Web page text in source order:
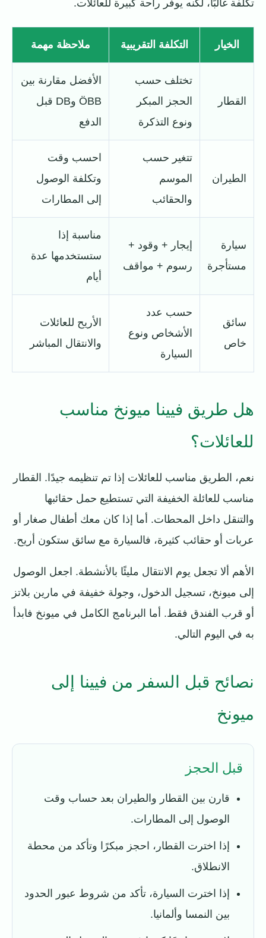
تكلفة غالبًا، لكنه يوفر راحة كبيرة للعائلات.
الخيار التكلفة التقريبية ملاحظة مهمة
القطار
تختلف حسب
الحجز المبكر
ونوع التذكرة
الأفضل مقارنة بين
ÖBB وDB قبل
الدفع
الطيران
تتغير حسب
الموسم
والحقائب
احسب وقت
وتكلفة الوصول
إلى المطارات
سيارة
مستأجرة
إيجار + وقود +
رسوم + مواقف
مناسبة إذا
ستستخدمها عدة
أيام
سائق
خاص
حسب عدد
الأشخاص ونوع
السيارة
الأريح للعائلات
والانتقال المباشر
هل طريق فيينا ميونخ مناسب
للعائلات؟
نعم، الطريق مناسب للعائلات إذا تم تنظيمه جيدًا. القطار
مناسب للعائلة الخفيفة التي تستطيع حمل حقائبها
والتنقل داخل المحطات. أما إذا كان معك أطفال صغار أو
عربات أو حقائب كثيرة، فالسيارة مع سائق ستكون أريح.
الأهم ألا تجعل يوم الانتقال مليئًا بالأنشطة. اجعل الوصول
إلى ميونخ، تسجيل الدخول، وجولة خفيفة في مارين بلاتز
أو قرب الفندق فقط. أما البرنامج الكامل في ميونخ فابدأ
به في اليوم التالي.
نصائح قبل السفر من فيينا إلى
ميونخ
قبل الحجز
قارن بين القطار والطيران بعد حساب وقت
الوصول إلى المطارات.
إذا اخترت القطار، احجز مبكرًا وتأكد من محطة
الانطلاق.
إذا اخترت السيارة، تأكد من شروط عبور الحدود
بين النمسا وألمانيا.